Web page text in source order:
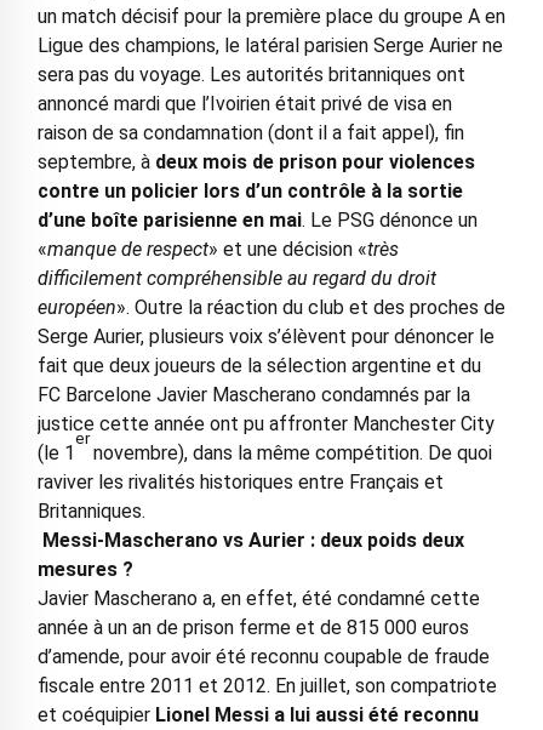
un match décisif pour la première place du groupe A en
Ligue des champions, le latéral parisien Serge Aurier ne
sera pas du voyage. Les autorités britanniques ont
annoncé mardi que l’Ivoirien était privé de visa en
raison de sa condamnation (dont il a fait appel), fin
septembre, à deux mois de prison pour violences
contre un policier lors d’un contrôle à la sortie
d’une boîte parisienne en mai. Le PSG dénonce un
«manque de respect» et une décision «très
difficilement compréhensible au regard du droit
européen». Outre la réaction du club et des proches de
Serge Aurier, plusieurs voix s’élèvent pour dénoncer le
fait que deux joueurs de la sélection argentine et du
FC Barcelone Javier Mascherano condamnés par la
justice cette année ont pu affronter Manchester City
(le 1
er
novembre), dans la même compétition. De quoi
raviver les rivalités historiques entre Français et
Britanniques.
Messi-Mascherano vs Aurier : deux poids deux
mesures ?
Javier Mascherano a, en effet, été condamné cette
année à un an de prison ferme et de 815 000 euros
d’amende, pour avoir été reconnu coupable de fraude
fiscale entre 2011 et 2012. En juillet, son compatriote
et coéquipier Lionel Messi a lui aussi été reconnu